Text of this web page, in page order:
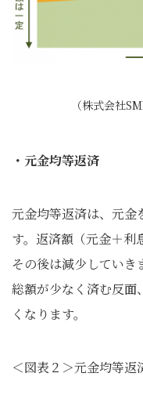
（株式会社
・元金均等返済
元金均等返済は、元金
す。返済額（元金＋利
その後は減少していき
総額が少なく済む反面
くなります。
＜図表２＞元金均等返